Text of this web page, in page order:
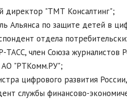
директор "ТМТ Консалтинг";
Альянса по защите детей в
отдела
член Союза журналистов
АО "РТКомм.РУ";
цифрового развития
службы финансово-